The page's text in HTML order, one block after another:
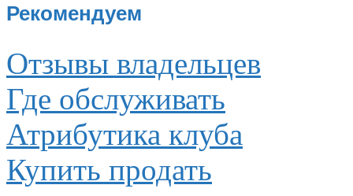
Рекомендуем
Отзывы владельцев
Где обслуживать
Атрибутика клуба
Купить продать